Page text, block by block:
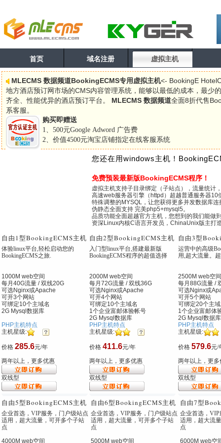
首页 域名注册 虚拟主机
MLECMS 数据频道BookingECMS专用虚拟主机<- BookingE
地方酒店预订网市场的CMS内容管理系统，能够以最低的成本，最少
齐全、性能优异的酒店预订平台。
MLECMS 数据频道全面8折代售
系客服。
购买即赠送
1、500元Google Adword 广告费
2、价值4500元淘宝店铺指定在线客服系统
您还在用windows主机！
免费预装最新版BookingECMS程序！
虚拟主机支持子目录绑定（子站点），流量统计
高速web服务器引擎（httpd）超越普通服务器10
特殊调整的MYSQL，让您获得更多并发数据库连
伪静态全面支持 完美php5+mysql5。
品质功能全面超越官方主机，您想到的我们能做
资深Linux内核C语言开发员，ChinaUnix版主打
自由1型BookingECMS主机
体验linux平台,轻松启动您的
BookingECMS之旅.
1000M web空间
每月40G流量 / 双线20G
可选Nginx或Apache
可开3个网站
可绑定10个主域名
2G Mysql数据库
PHP主机特点
主机星级:
自由2型BookingECMS主机
入门型linux平台,搭建最新版
BookingECMS程序的超值选择
2000M web空间
每月72G流量 / 双线36G
可选Nginx或Apache
可开4个网站
可绑定10个主域名
1个企业富邮体验帐号
2G Mysql数据库
PHP主机特点
主机星级:
自由3型
运营中的高级
用,超大流量。
2500M web空间
每月88G流量 /
可选Nginx或
可开5个网站
可绑定20个主
1个企业富邮体
2G Mysql数据库
PHP主机特点
主机星级:
价格 285.6元/年
两年以上，更多优惠
双线型
价格 411.6元/年
两年以上，更多优惠
双线型
价格 579.6元/
两年以上，更多
双线型
自由5型BookingECMS主机
企业首选，VIP服务，门户级站点
适用，超大流量，可开多个子站
点
4000M web空间
自由6型BookingECMS主机
企业首选，VIP服务，门户级站点
适用，超大流量，可开多个子站
点
5000M web空间
自由7型
企业首选，
适用，超大流
点
6000M web空